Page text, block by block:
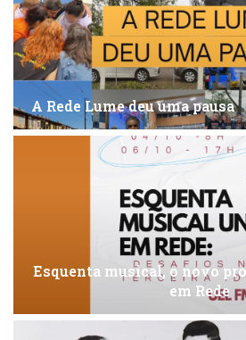
A Rede Lume deu uma pausa
Esquenta musical, o novo
em Rede